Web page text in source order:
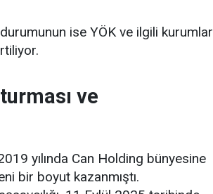
ise YÖK ve ilgili kurumlar
ve
yılında Can Holding bünyesine
bir boyut kazanmıştı.